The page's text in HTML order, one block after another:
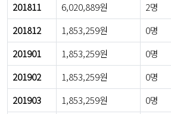
201811
6,020,889원 2명
201812
1,853,259원 0명
201901
1,853,259원 0명
201902
1,853,259원 0명
201903
1,853,259원 0명